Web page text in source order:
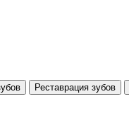
Реставрация зубов